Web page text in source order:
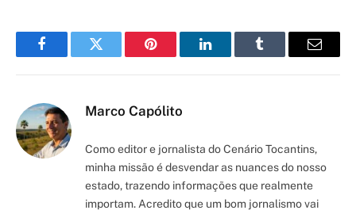
FacebookTwitter Pinterest LinkedInTumblr Email
Marco Capólito
Como editor e jornalista do Cenário Tocantins,
minha missão é desvendar as nuances do nosso
estado, trazendo informações que realmente
importam. Acredito que um bom jornalismo vai